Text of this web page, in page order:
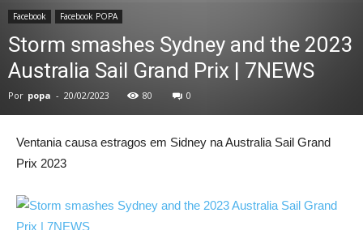
Facebook Facebook POPA
Storm smashes Sydney and the 2023
Australia Sail Grand Prix | 7NEWS
Por popa - 20/02/2023 80 0
Ventania causa estragos em Sidney na Australia Sail Grand
Prix 2023